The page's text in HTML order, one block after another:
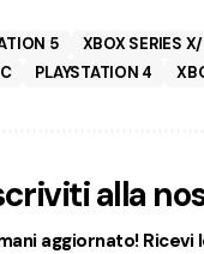
5 XBOX SERIES
PLAYSTATION 4
alla
aggiornato!